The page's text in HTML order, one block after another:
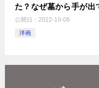
た？なぜ墓から手が出
公開日： 2022-10-06
洋画